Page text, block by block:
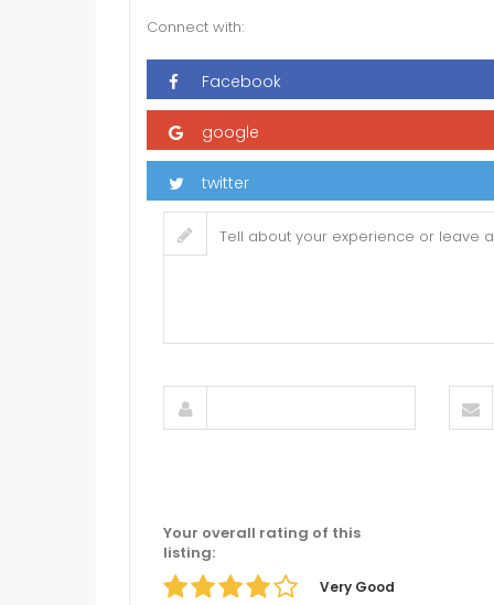
Connect with:
Your overall rating of this
listing:
Very Good